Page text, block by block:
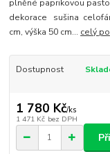
plněné paprikovou
dekorace sušina
cm, výška 50 cm... celý
Dostupnost
1 780 Kč/ks
1 471 Kč bez DPH